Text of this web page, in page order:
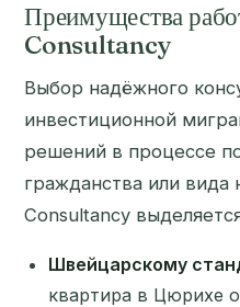
Преимущества
Consultancy
Выбор надёжного
инвестиционной
решений в процессе
гражданства или вида
Consultancy
Швейцарскому
квартира в Цюрихе